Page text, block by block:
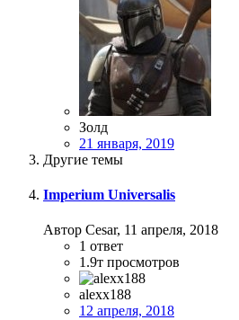
Золд
21 января, 2019
Другие темы
Imperium Universalis
Автор Cesar, 11 апреля, 2018
1 ответ
1.9т просмотров
alexx188
12 апреля, 2018